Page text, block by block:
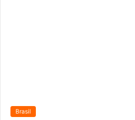
Brasil